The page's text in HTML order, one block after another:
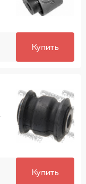
Купить
Купить